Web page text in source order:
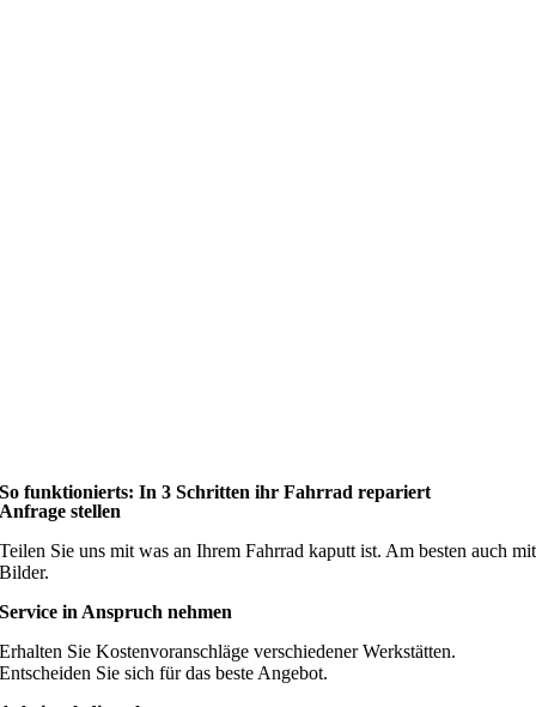
So funktionierts: In 3 Schritten ihr Fahrrad repariert
Anfrage stellen
Teilen Sie uns mit was an Ihrem Fahrrad kaputt ist. Am besten auch mit
Bilder.
Service in Anspruch nehmen
Erhalten Sie Kostenvoranschläge verschiedener Werkstätten.
Entscheiden Sie sich für das beste Angebot.